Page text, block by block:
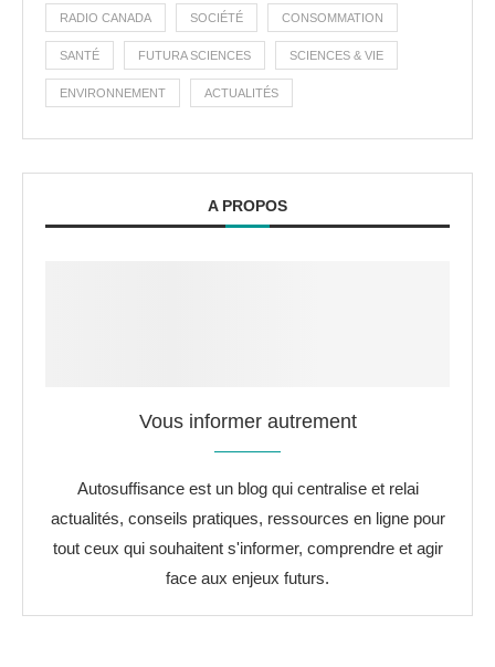
RADIO CANADA SOCIÉTÉ CONSOMMATION
SANTÉ FUTURA SCIENCES SCIENCES & VIE
ENVIRONNEMENT ACTUALITÉS
A PROPOS
Vous informer autrement
Autosuffisance est un blog qui centralise et relai
actualités, conseils pratiques, ressources en ligne pour
tout ceux qui souhaitent s'informer, comprendre et agir
face aux enjeux futurs.